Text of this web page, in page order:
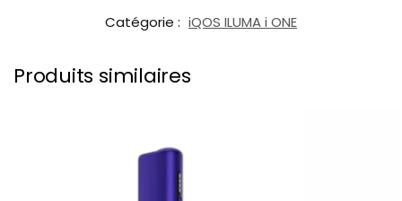
Catégorie : iQOS ILUMA i ONE
Produits similaires